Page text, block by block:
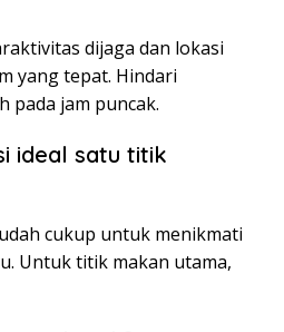
dijaga dan lokasi
yang tepat. Hindari
pada jam puncak.
ideal satu titik
cukup untuk menikmati
Untuk titik makan utama,